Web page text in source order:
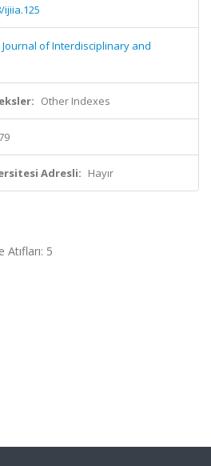
ijiia.125
of Interdisciplinary and
Other Indexes
Adresli: Hayır
5